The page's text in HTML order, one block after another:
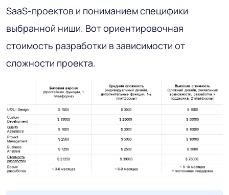
SaaS-проектов и пониманием специфики
выбранной ниши. Вот ориентировочная
стоимость разработки в зависимости от
сложности проекта.